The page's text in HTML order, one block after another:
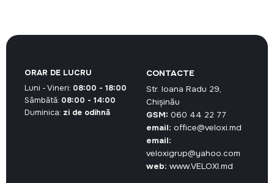
CONTACTE
Str. Ioana Radu 29,
Chișinău
GSM: 060 44 22 77
email: office@veloxi.md
email:
veloxigrup@yahoo.com
web: www.VELOXI.md
ORAR DE LUCRU
Luni - Vineri: 08:00 - 18:00
Sâmbătă: 08:00 - 14:00
Duminica: zi de odihnă